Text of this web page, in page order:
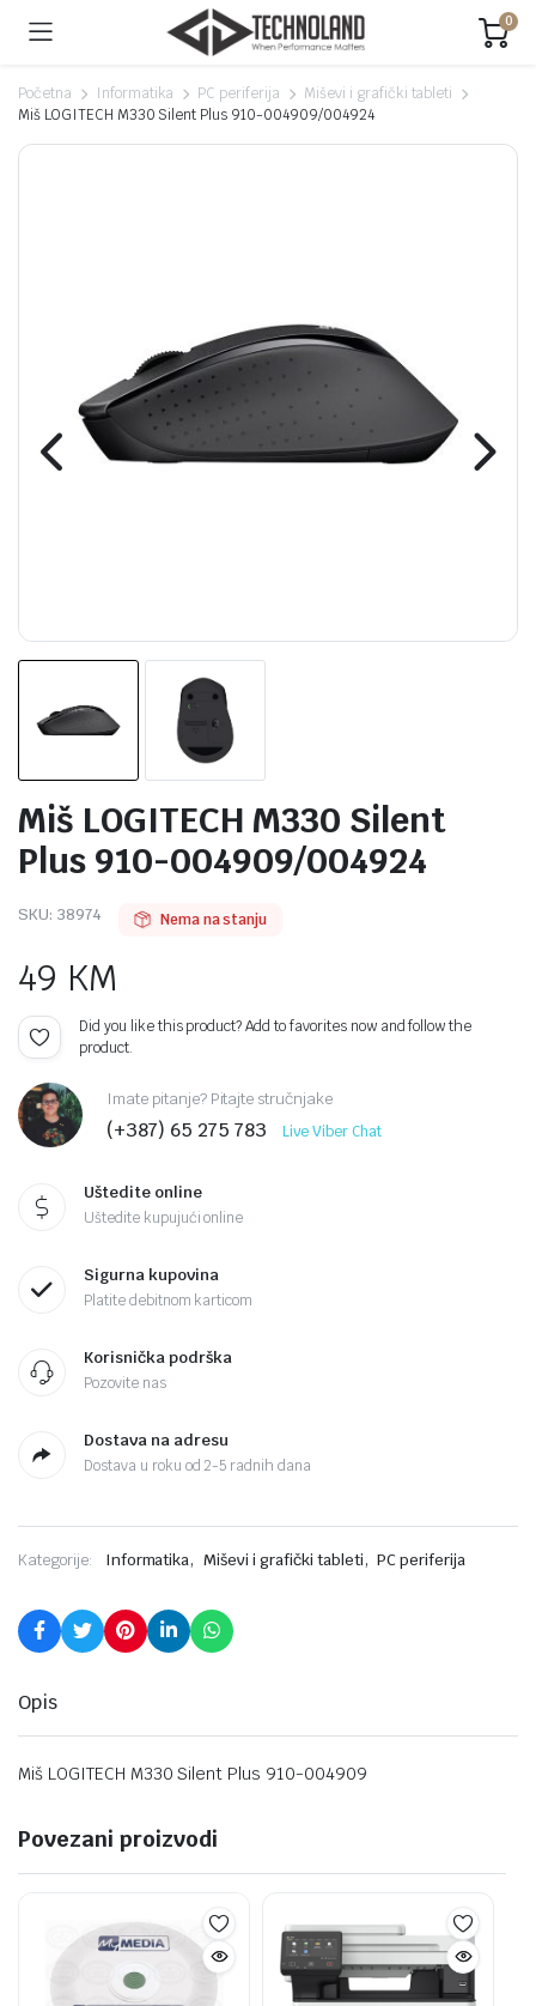
0
Početna Informatika PC periferija
Miševi i grafički tableti
Miš LOGITECH M330 Silent Plus 910-004909/004924
Miš LOGITECH M330 Silent
Plus 910-004909/004924
SKU: 38974 Nema na stanju
49 KM
Did you like this product? Add to favorites now and follow the
product.
Imate pitanje? Pitajte stručnjake
(+387) 65 275 783 Live Viber Chat
Uštedite online
Uštedite kupujući online
Sigurna kupovina
Platite debitnom karticom
Korisnička podrška
Pozovite nas
Dostava na adresu
Dostava u roku od 2-5 radnih dana
Kategorije: Informatika, Miševi i grafički tableti, PC periferija
Opis
Miš LOGITECH M330 Silent Plus 910-004909
Povezani proizvodi